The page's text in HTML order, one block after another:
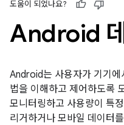
도움이 되었나요?
Android
Android는 사용자가 기기
법을 이해하고 제어하도록
모니터링하고 사용량이 특
리거하거나 모바일 데이터